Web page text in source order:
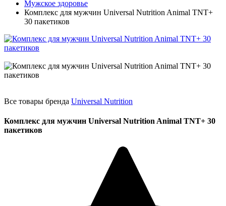
Мужское здоровье
Комплекс для мужчин Universal Nutrition Animal TNT+
30 пакетиков
Все товары бренда Universal Nutrition
Комплекс для мужчин Universal Nutrition Animal TNT+ 30
пакетиков